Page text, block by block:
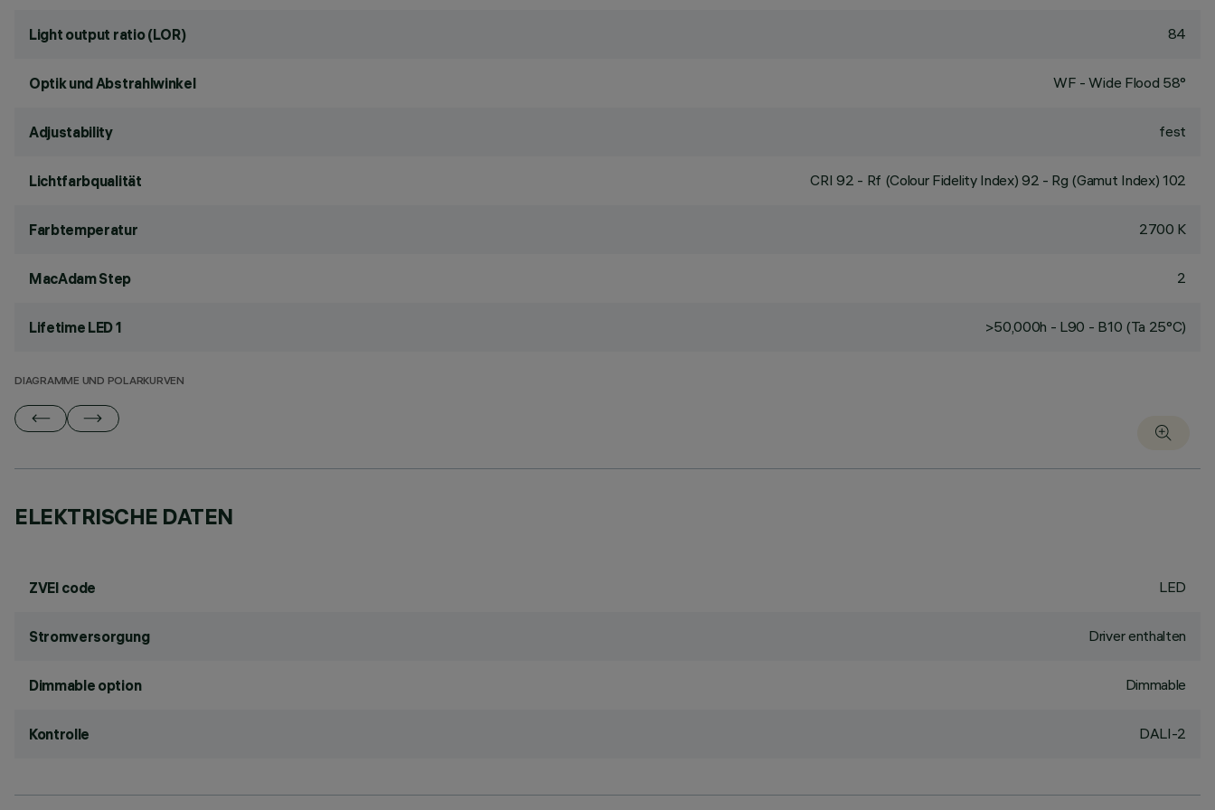
Light output ratio (LOR) 84
Optik und Abstrahlwinkel WF - Wide Flood 58°
Adjustability fest
Lichtfarbqualität CRI92 - Rf (Colour Fidelity Index) 92 - Rg (Gamut Index) 102
Farbtemperatur 2700 K
MacAdam Step 2
Lifetime LED 1 >50,000h - L90 - B10 (Ta 25°C)
DIAGRAMME UND POLARKURVEN
ELEKTRISCHE DATEN
ZVEI code LED
Stromversorgung Driver enthalten
Dimmable option Dimmable
Kontrolle DALI-2